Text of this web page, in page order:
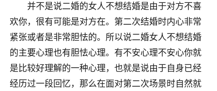
并不是说二婚的女人不想结婚是由于对方不喜
欢你，很有可能是对方在。第二次结婚时内心非常
紧张或者是非常胆怯的。所以说二婚女人不想结婚
的主要心理也有胆怯心理。有不安心理不安心你就
是比较好理解的一种心理，也就是说由于自身已经
经历过一段回忆，那么在面对第二次场景时自然就
不由人！
1天前 来自四川 9
金白水清
我也想找老师看看，有没有人给个联系方式的啊？
鹿森：慧来老师微信：gjsy0624